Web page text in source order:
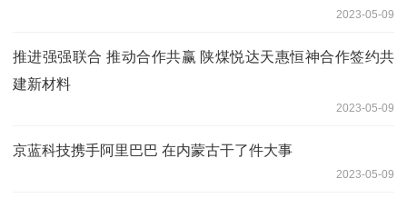
2023-05-09
推进强强联合 推动合作共赢 陕煤悦达天惠恒神合作签约共
建新材料
2023-05-09
京蓝科技携手阿里巴巴 在内蒙古干了件大事
2023-05-09